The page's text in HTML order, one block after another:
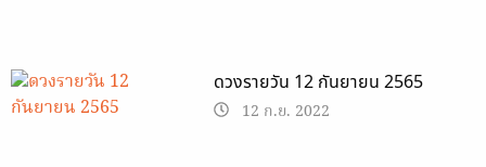
ดวงรายวัน 12 กันยายน 2565
12 ก.ย. 2022